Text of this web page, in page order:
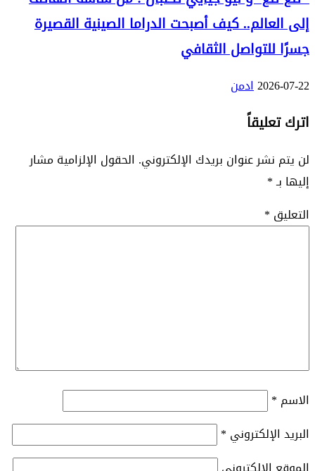
إلى العالم.. كيف أصبحت الدراما الصينية القصيرة
جسرًا للتواصل الثقافي
2026-07-22ادمن
اترك تعليقاً
لن يتم نشر عنوان بريدك الإلكتروني. الحقول الإلزامية مشار
إليها بـ*
التعليق *
الاسم *
البريد الإلكتروني *